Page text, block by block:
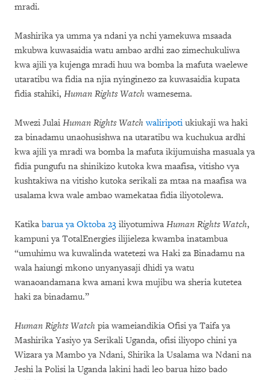
mradi.
Mashirika ya umma ya ndani ya nchi yamekuwa msaada
mkubwa kuwasaidia watu ambao ardhi zao zimechukuliwa
kwa ajili ya kujenga mradi huu wa bomba la mafuta waelewe
utaratibu wa fidia na njia nyinginezo za kuwasaidia kupata
fidia stahiki, Human Rights Watch wamesema.
Mwezi Julai Human Rights Watch waliripoti ukiukaji wa haki
za binadamu unaohusishwa na utaratibu wa kuchukua ardhi
kwa ajili ya mradi wa bomba la mafuta ikijumuisha masuala ya
fidia pungufu na shinikizo kutoka kwa maafisa, vitisho vya
kushtakiwa na vitisho kutoka serikali za mtaa na maafisa wa
usalama kwa wale ambao wamekataa fidia iliyotolewa.
Katika barua ya Oktoba 23 iliyotumiwa Human Rights Watch,
kampuni ya TotalEnergies ilijieleza kwamba inatambua
“umuhimu wa kuwalinda watetezi wa Haki za Binadamu na
wala haiungi mkono unyanyasaji dhidi ya watu
wanaoandamana kwa amani kwa mujibu wa sheria kutetea
haki za binadamu.”
Human Rights Watch pia wameiandikia Ofisi ya Taifa ya
Mashirika Yasiyo ya Serikali Uganda, ofisi iliyopo chini ya
Wizara ya Mambo ya Ndani, Shirika la Usalama wa Ndani na
Jeshi la Polisi la Uganda lakini hadi leo barua hizo bado